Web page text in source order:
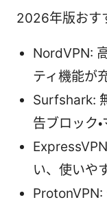
2026年版おす
NordVPN:
ティ機能が
Surfshark:
告ブロック
い、使いや
ProtonVPN: